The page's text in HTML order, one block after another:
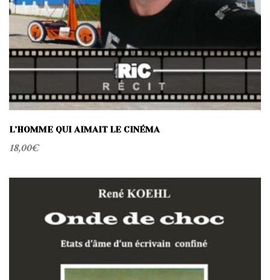
L’HOMME QUI AIMAIT LE CINÉMA
18,00€